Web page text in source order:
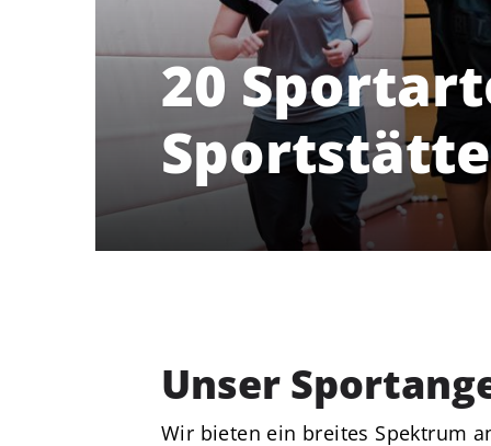
20
Unser
Wir bieten ein breites Spektrum
Delmenhorster Turnverein